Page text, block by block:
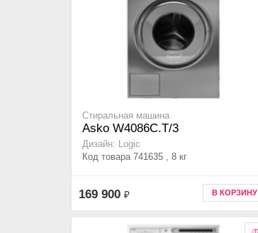
Стиральная машина
Asko W4086C.T/3
Дизайн: Logic
Код товара 741635 , 8 кг
169 900 ₽ В КОРЗИНУ